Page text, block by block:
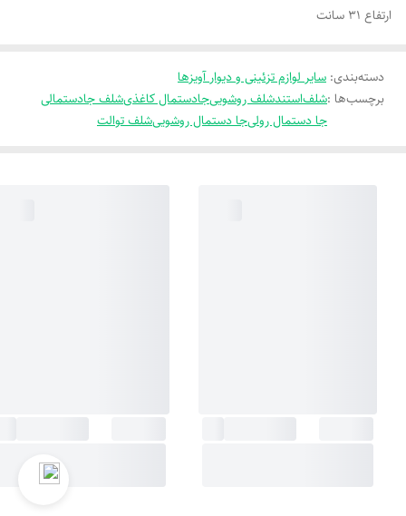
ارتفاع 31 سانت
دسته‌بندی: سایر لوازم تزئینی و دیوار آویزها
برچسب‌ها :شلفاستندشلف روشوییجادستمال کاغذیشلف جادستمالی
جا دستمال رولیجا دستمال روشوییشلف توالت